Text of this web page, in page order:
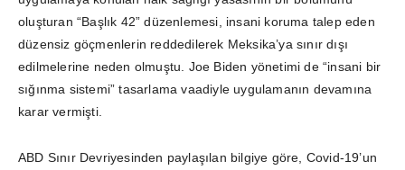
oluşturan “Başlık 42” düzenlemesi, insani koruma talep eden
düzensiz göçmenlerin reddedilerek Meksika’ya sınır dışı
edilmelerine neden olmuştu. Joe Biden yönetimi de “insani bir
sığınma sistemi” tasarlama vaadiyle uygulamanın devamına
karar vermişti.
ABD Sınır Devriyesinden paylaşılan bilgiye göre, Covid-19’un